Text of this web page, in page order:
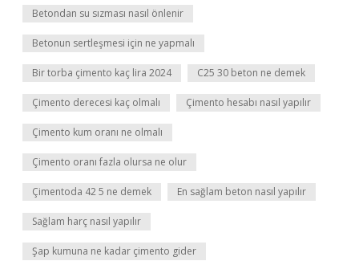
Betondan su sızması nasıl önlenir
Betonun sertleşmesi için ne yapmalı
Bir torba çimento kaç lira 2024 C25 30 beton ne demek
Çimento derecesi kaç olmalı Çimento hesabı nasıl yapılır
Çimento kum oranı ne olmalı
Çimento oranı fazla olursa ne olur
Çimentoda 42 5 ne demek En sağlam beton nasıl yapılır
Sağlam harç nasıl yapılır
Şap kumuna ne kadar çimento gider